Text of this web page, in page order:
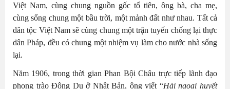
Việt Nam, cùng chung nguồn gốc tổ tiên, ông bà, cha mẹ,
cùng sống chung một bầu trời, một mảnh đất như nhau. Tất cả
dân tộc Việt Nam sẽ cùng chung một trận tuyến chống lại thực
dân Pháp, đều có chung một nhiệm vụ làm cho nước nhà sống
lại.
Năm 1906, trong thời gian Phan Bội Châu trực tiếp lãnh đạo
phong trào Đông Du ở Nhật Bản, ông viết “Hải ngoại huyết